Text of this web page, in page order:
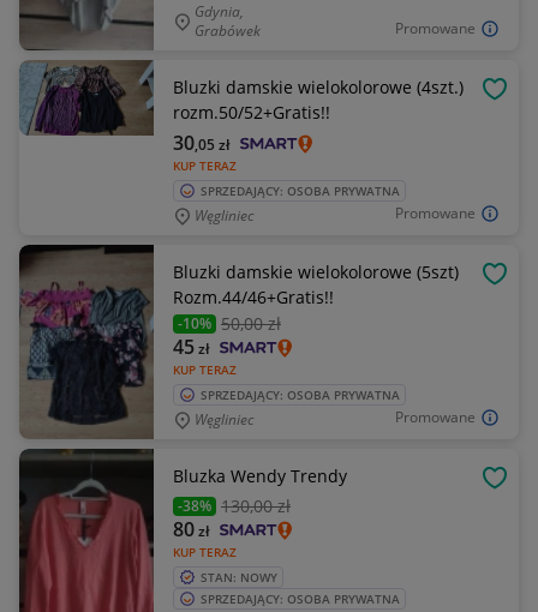
Promowane
Gdynia,
Grabówek
Promowane
Bluzki damskie wielokolorowe (4szt.)
rozm.50/52+Gratis!!
KUP TERAZ
30,05 zł
SPRZEDAJĄCY: OSOBA PRYWATNA
Węgliniec
Promowane
Bluzki damskie wielokolorowe (5szt)
Rozm.44/46+Gratis!!
-10% 50,00 zł
KUP TERAZ
45zł
SPRZEDAJĄCY: OSOBA PRYWATNA
Węgliniec
Bluzka Wendy Trendy
-38% 130,00 zł
KUP TERAZ
80zł
STAN: NOWY
SPRZEDAJĄCY: OSOBA PRYWATNA